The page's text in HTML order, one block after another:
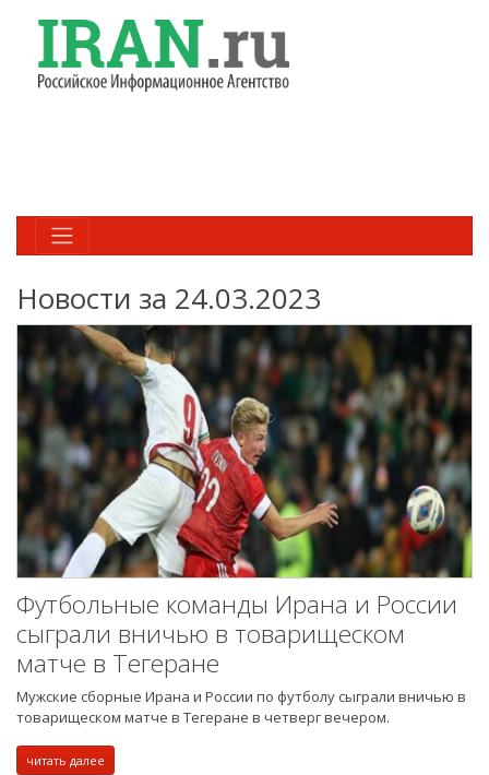
Новости за 24.03.2023
Футбольные команды Ирана и России
сыграли вничью в товарищеском
матче в Тегеране
Мужские сборные Ирана и России по футболу сыграли вничью в
товарищеском матче в Тегеране в четверг вечером.
читать далее